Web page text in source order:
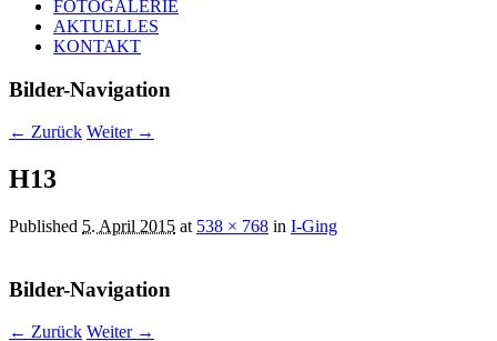
FOTOGALERIE
AKTUELLES
KONTAKT
Bilder-Navigation
← Zurück Weiter →
H13
Published 5. April 2015 at 538 × 768 in I-Ging
Bilder-Navigation
← Zurück Weiter →